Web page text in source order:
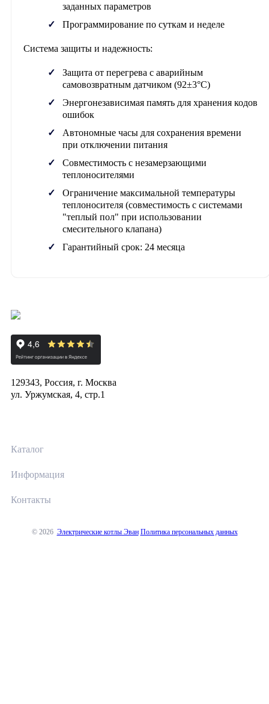
заданных параметров
Программирование по суткам и неделе
Система защиты и надежность:
Защита от перегрева с аварийным
самовозвратным датчиком (92±3°C)
Энергонезависимая память для хранения кодов
ошибок
Автономные часы для сохранения времени
при отключении питания
Совместимость с незамерзающими
теплоносителями
Ограничение максимальной температуры
теплоносителя (совместимость с системами
"теплый пол" при использовании
смесительного клапана)
Гарантийный срок: 24 месяца
129343, Россия, г. Москва
ул. Уржумская, 4, стр.1
Каталог
Информация
Контакты
© 2026 Электрические котлы Эван Политика персональных данных